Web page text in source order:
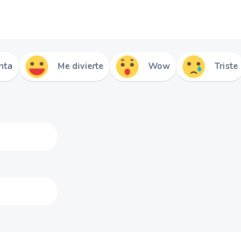
Me divierte Wow Triste